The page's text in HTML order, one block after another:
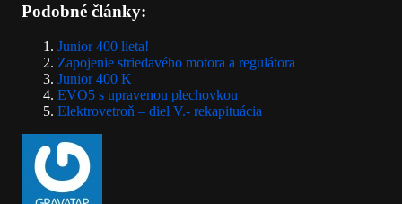
Podobné články:
Junior 400 lieta!
Zapojenie striedavého motora a regulátora
Junior 400 K
EVO5 s upravenou plechovkou
Elektrovetroň – diel V.- rekapituácia